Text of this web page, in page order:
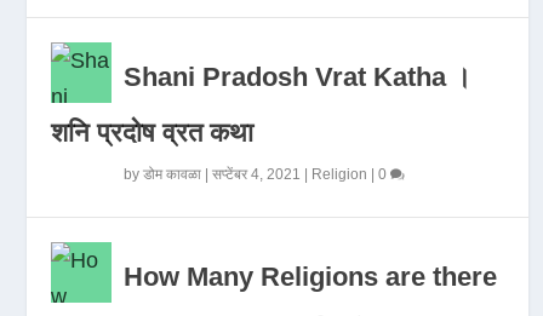
Shani Pradosh Vrat Katha ।
शनि प्रदोष व्रत कथा
byडोम कावळा |सप्टेंबर 4, 2021 Religion |0
How Many Religions are there